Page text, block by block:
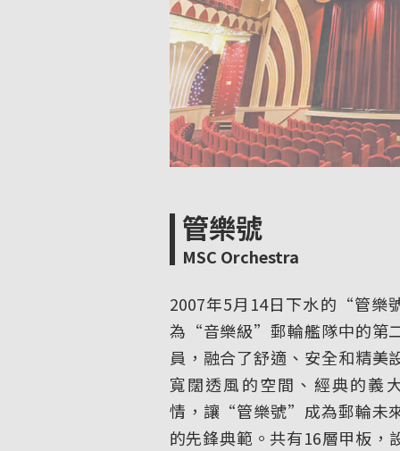
管樂號
MSC Orchestra
2007年5月14日下水的“管樂
為“音樂級”郵輪艦隊中的第
員，融合了舒適、安全和精美
寬闊透風的空間、經典的義
情，讓“管樂號”成為郵輪未
的先鋒典範。共有16層甲板，